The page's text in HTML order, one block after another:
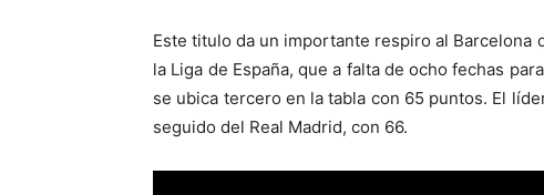
Este titulo da un importante respiro al
la Liga de España, que a falta de ocho fechas
se ubica tercero en la tabla con 65 puntos. El
seguido del Real Madrid, con 66.